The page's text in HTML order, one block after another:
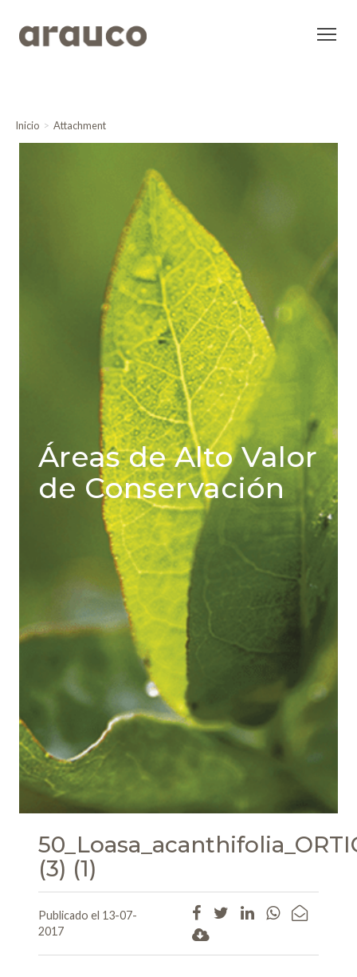
Inicio Attachment
Áreas de Alto Valor
de Conservación
(3) (1)
Publicado el 13-07-
2017